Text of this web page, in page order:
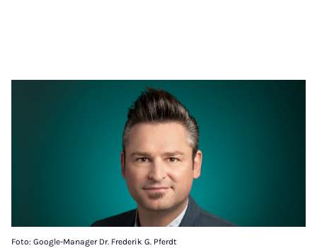
Foto: Google-Manager Dr. Frederik G. Pferdt